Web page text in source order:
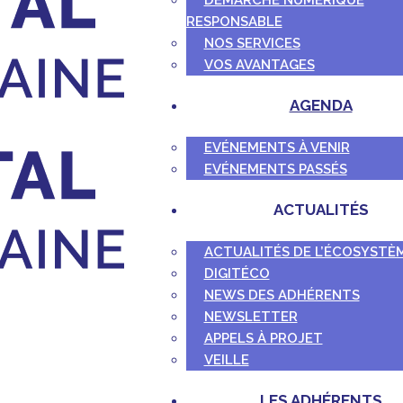
RESPONSABLE
NOS SERVICES
VOS AVANTAGES
AGENDA
EVÉNEMENTS À VENIR
EVÉNEMENTS PASSÉS
ACTUALITÉS
ACTUALITÉS DE
DIGITÉCO
NEWS DES ADHÉRENTS
NEWSLETTER
APPELS À PROJET
VEILLE